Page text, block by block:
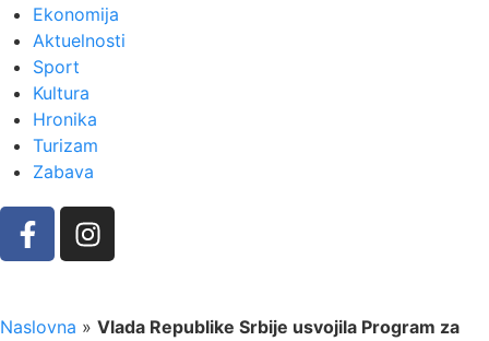
Ekonomija
Aktuelnosti
Sport
Kultura
Hronika
Turizam
Zabava
Naslovna » Vlada Republike Srbije usvojila Program za